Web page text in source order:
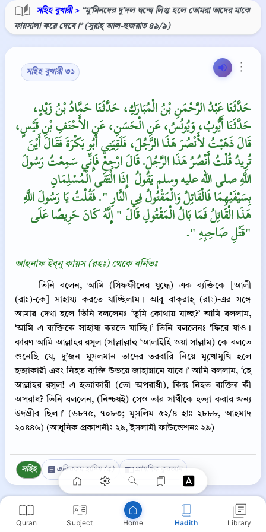
Quran Subject Home Hadith Library
সহিহ বুখারী > ‘‘মু’মিনদের দু’দল দ্বন্দ্বে লিপ্ত হলে তোমরা তাদের মাঝে
ফায়সালা করে দেবে।’’ (সূরাহ্‌ আল-হুজরাত ৪৯/৯)
⋮
সহিহ বুখারী ৩১
حَدَّثَنَا عَبْدُ الرَّحْمَنِ بْنُ الْمُبَارَكِ، حَدَّثَنَا حَمَّادُ بْنُ زَيْدٍ،
حَدَّثَنَا أَيُّوبُ، وَيُونُسُ، عَنِ الْحَسَنِ، عَنِ الأَحْنَفِ بْنِ قَيْسٍ،
قَالَ ذَهَبْتُ لأَنْصُرَ هَذَا الرَّجُلَ، فَلَقِيَنِي أَبُو بَكْرَةَ فَقَالَ أَيْنَ
تُرِيدُ قُلْتُ أَنْصُرُ هَذَا الرَّجُلَ‏.‏ قَالَ ارْجِعْ فَإِنِّي سَمِعْتُ رَسُولَ
اللَّهِ صلى الله عليه وسلم يَقُولُ ‏‏ إِذَا الْتَقَى الْمُسْلِمَانِ
بِسَيْفَيْهِمَا فَالْقَاتِلُ وَالْمَقْتُولُ فِي النَّارِ ‏"‏‏.‏ فَقُلْتُ يَا رَسُولَ اللَّهِ
هَذَا الْقَاتِلُ فَمَا بَالُ الْمَقْتُولِ قَالَ ‏"‏ إِنَّهُ كَانَ حَرِيصًا عَلَى
قَتْلِ صَاحِبِهِ ‏"‏‏.‏"
আহনাফ ইব্‌নু কায়স (রহঃ) থেকে বর্নিতঃ
তিনি বলেন, আমি (সিফফীনের যুদ্ধে) এক ব্যক্তিকে [আলী
(রাঃ)-কে] সাহায্য করতে যাচ্ছিলাম। আবূ বাক্‌রাহ্‌ (রাঃ)-এর সঙ্গে
আমার দেখা হলে তিনি বললেনঃ ‘তুমি কোথায় যাচ্ছ?’ আমি বললাম,
‘আমি এ ব্যক্তিকে সাহায্য করতে যাচ্ছি।’ তিনি বললেনঃ ‘ফিরে যাও।
কারণ আমি আল্লাহর রসূল (সাল্লাল্লাহু ‘আলাইহি ওয়া সাল্লাম) কে বলতে
শুনেছি যে, দু’জন মুসলমান তাদের তরবারি নিয়ে মুখোমুখি হলে
হত্যাকারী এবং নিহত ব্যক্তি উভয়ে জাহান্নামে যাবে।’ আমি বললাম, ‘হে
আল্লাহর রসূল! এ হত্যাকারী (তো অপরাধী), কিন্তু নিহত ব্যক্তির কী
অপরাধ? তিনি বললেন, (নিশ্চয়ই) সেও তার সাথীকে হত্যা করার জন্য
উদগ্রীব ছিল।’ (৬৮৭৫, ৭০৮৩; মুসলিম ৫২/৪ হাঃ ২৮৮৮, আহমাদ
২০৪৪৬) (আধুনিক প্রকাশনীঃ ২৯, ইসলামী ফাউন্ডেশনঃ ২৯)
সহিহ একিরকম হাদিস (4) প্রাসঙ্গিক কুরআন
সহিহ বুখারী >যুল্‌মের প্রকারসমূহ।
Copy